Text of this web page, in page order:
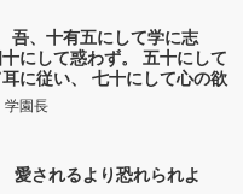
、十有五にして学に志
にして惑わず。 五十にして
に従い、 七十にして心の欲
えず。
園長
されるより恐れられよ